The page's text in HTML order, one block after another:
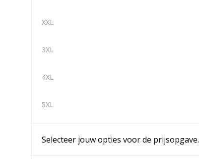
XXL
3XL
4XL
5XL
Selecteer jouw opties voor de prijsopgave.